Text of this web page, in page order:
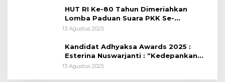
HUT RI Ke-80 Tahun Dimeriahkan
Lomba Paduan Suara PKK Se-
Kabupaten Bogor
13 Agustus 2025
Kandidat Adhyaksa Awards 2025 :
Esterina Nuswarjanti : “Kedepankan
Keadilan Restoratif Wujudkan
13 Agustus 2025